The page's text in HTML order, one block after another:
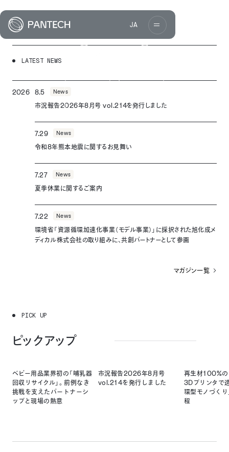
Pantechco
JA
Language
中文
お問い合わせフォームへ
PANTECH
We’re Philosophy Driven Company
パンテックについて
Polystyrene
Paper
3.6kJ/m²
LATEST NEWS
2026 8.5 News
市況報告2026年8月号 vol.214を発行しました
7.29 News
令和8年熊本地震に関するお見舞い
7.27 News
夏季休業に関するご案内
7.22 News
環境省「資源循環加速化事業（モデル事業）」に採択された旭化成メ
ディカル株式会社の取り組みに、共創パートナーとして参画
マガジン一覧
PICK UP
ピックアップ
ベビー用品業界初の「哺乳器
回収リサイクル」。前例なき
挑戦を支えたパートナーシ
ップと現場の熱意
市況報告2026年8月号
vol.214を発行しました
再生材100%の
3Dプリンタで
環型モノづくり
程